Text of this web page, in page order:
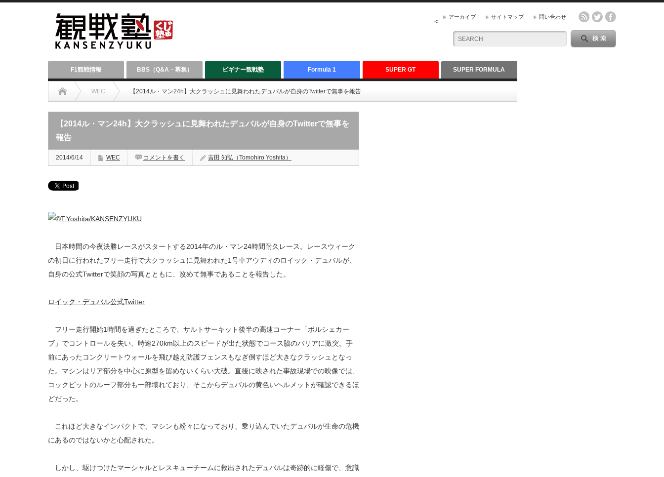
アーカイブ サイトマップ 問い合わせ
<
F1観戦情報 BBS（Q&A・募集） ビギナー観戦塾 Formula 1 SUPER GT SUPER FORMULA
WEC 【2014ル・マン24h】大クラッシュに見舞われたデュバルが自身のTwitterで無事を報告
【2014ル・マン24h】大クラッシュに見舞われたデュバルが自身のTwitterで無事を
報告
2014/6/14 WEC コメントを書く 吉田 知弘（Tomohiro Yoshita）
日本時間の今夜決勝レースがスタートする2014年のル・マン24時間耐久レース。レースウィーク
の初日に行われたフリー走行で大クラッシュに見舞われた1号車アウディのロイック・デュバルが、
自身の公式Twitterで笑顔の写真とともに、改めて無事であることを報告した。
ロイック・デュバル公式Twitter
フリー走行開始1時間を過ぎたところで、サルトサーキット後半の高速コーナー「ポルシェカー
ブ」でコントロールを失い、時速270km以上のスピードが出た状態でコース脇のバリアに激突。手
前にあったコンクリートウォールを飛び越え防護フェンスもなぎ倒すほど大きなクラッシュとなっ
た。マシンはリア部分を中心に原型を留めないくらい大破。直後に映された事故現場での映像では、
コックピットのルーフ部分も一部壊れており、そこからデュバルの黄色いヘルメットが確認できるほ
どだった。
これほど大きなインパクトで、マシンも粉々になっており、乗り込んでいたデュバルが生命の危機
にあるのではないかと心配された。
しかし、駆けつけたマーシャルとレスキューチームに救出されたデュバルは奇跡的に軽傷で、意識